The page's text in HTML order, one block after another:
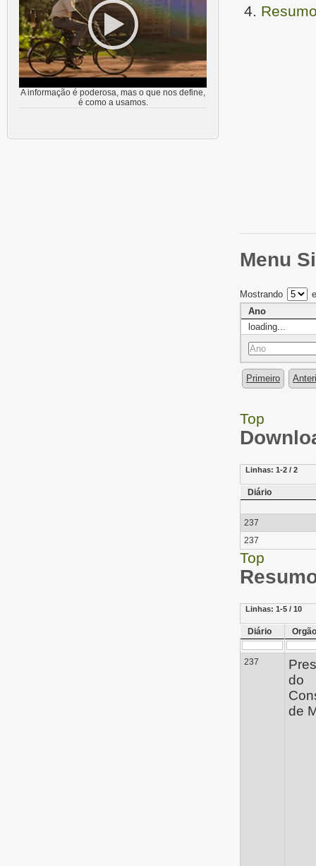
Menu
Mostrando
Ano
loading...
Primeiro
Top
Linhas: 1-2 / 2
Diário
237
237
Top
Linhas: 1-5 / 10
Diário Orgão
237
do
de
A informação é poderosa, mas o que nos define,
é como a usamos.